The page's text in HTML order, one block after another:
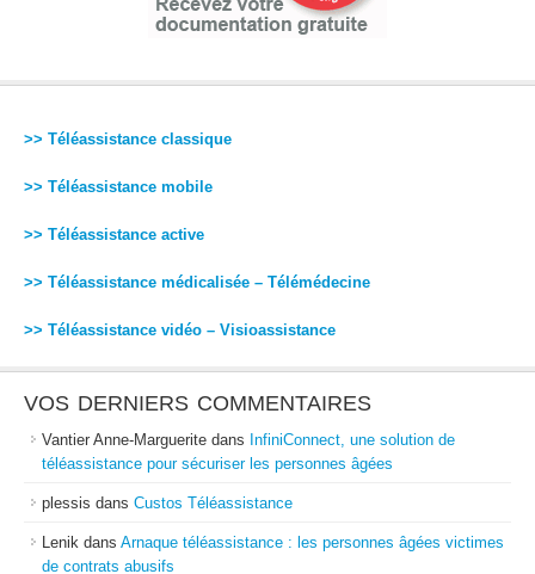
>> Téléassistance classique
>> Téléassistance mobile
>> Téléassistance active
>> Téléassistance médicalisée – Télémédecine
>> Téléassistance vidéo – Visioassistance
VOS DERNIERS COMMENTAIRES
Vantier Anne-Marguerite dans InfiniConnect, une solution de
téléassistance pour sécuriser les personnes âgées
plessis dans Custos Téléassistance
Lenik dans Arnaque téléassistance : les personnes âgées victimes
de contrats abusifs